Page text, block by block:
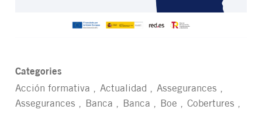
Categories
Acción formativa
Actualidad
Assegurances
Assegurances
Banca Banca Boe
Cobertures